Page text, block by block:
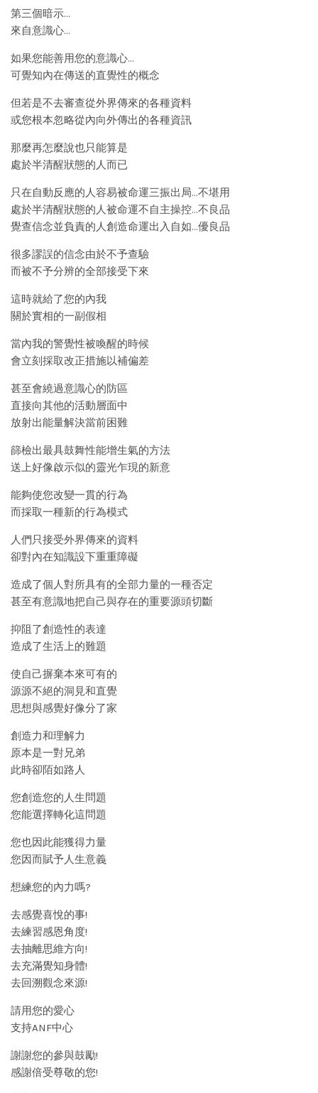
第三個暗示…
來自意識心…
如果您能善用您的意識心…
可覺知內在傳送的直覺性的概念
但若是不去審查從外界傳來的各種資料
或您根本忽略從內向外傳出的各種資訊
那麼再怎麼說也只能算是
處於半清醒狀態的人而已
只在自動反應的人容易被命運三振出局…不堪用
處於半清醒狀態的人被命運不自主操控…不良品
覺查信念並負責的人創造命運出入自如…優良品
很多謬誤的信念由於不予查驗
而被不予分辨的全部接受下來
這時就給了您的內我
關於實相的一副假相
當內我的警覺性被喚醒的時候
會立刻採取改正措施以補偏差
甚至會繞過意識心的防區
直接向其他的活動層面中
放射出能量解決當前困難
篩檢出最具鼓舞性能增生氣的方法
送上好像啟示似的靈光乍現的新意
能夠使您改變一貫的行為
而採取一種新的行為模式
人們只接受外界傳來的資料
卻對內在知識設下重重障礙
造成了個人對所具有的全部力量的一種否定
甚至有意識地把自己與存在的重要源頭切斷
抑阻了創造性的表達
造成了生活上的難題
使自己摒棄本來可有的
源源不絕的洞見和直覺
思想與感覺好像分了家
創造力和理解力
原本是一對兄弟
此時卻陌如路人
您創造您的人生問題
您能選擇轉化這問題
您也因此能獲得力量
您因而賦予人生意義
想練您的內力嗎?
去感覺喜悅的事!
去練習感恩角度!
去抽離思維方向!
去充滿覺知身體!
去回溯觀念來源!
請用您的愛心
支持ANF中心
謝謝您的參與鼓勵!
感謝倍受尊敬的您!